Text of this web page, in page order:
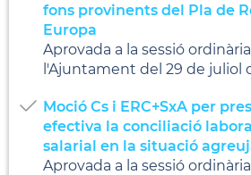
fons provinents del Pla de
Europa
Aprovada a la sessió
l'Ajuntament del 29 de juliol
Moció Cs i ERC+SxA per
efectiva la conciliació
salarial en la situació
Aprovada a la sessió